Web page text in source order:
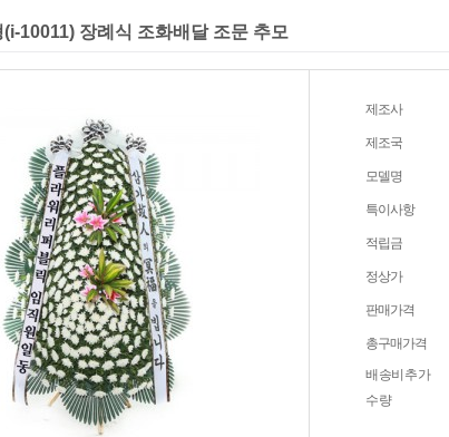
10011) 장례식 조화배달 조문 추모
제조사
제조국
모델명
특이사항
적립금
정상가
판매가격
총구매가격
배송비추가
수량